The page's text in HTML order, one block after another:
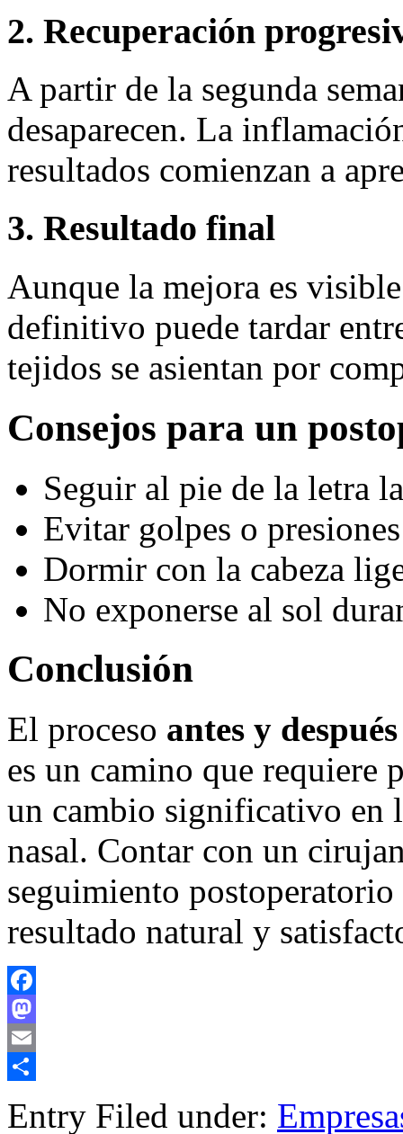
2. Recuperación
A partir de la segunda
desaparecen. La
resultados comienzan a
3. Resultado final
Aunque la mejora es
definitivo puede tardar
tejidos se asientan por
Consejos para un
Seguir al pie de la letra
Evitar golpes o
Dormir con la cabeza
No exponerse al sol
Conclusión
El proceso antes y
es un camino que requiere
un cambio significativo en
nasal. Contar con un
seguimiento
resultado natural y
Facebook
Mastodon
Email
Entry Filed under: